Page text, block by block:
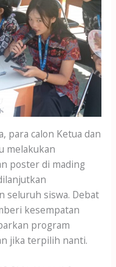
para calon Ketua dan
melakukan
poster di mading
seluruh siswa. Debat
kesempatan
program
jika terpilih nanti.